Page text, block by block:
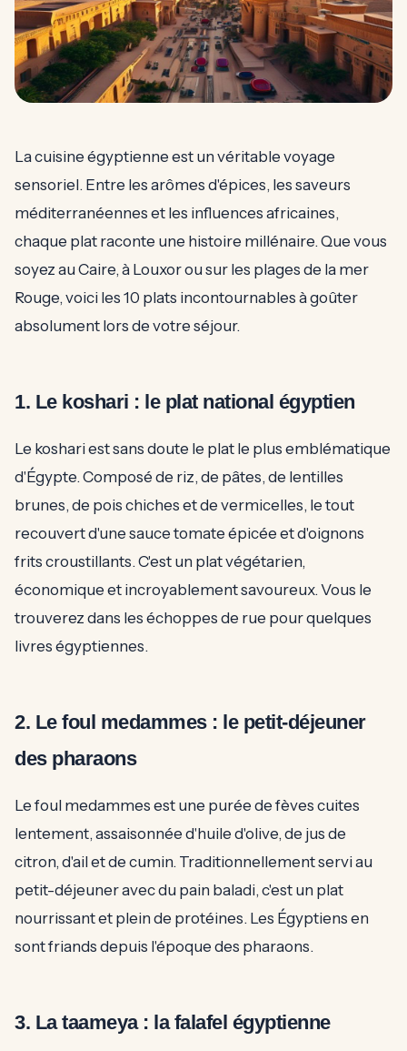
La cuisine égyptienne est un véritable voyage
sensoriel. Entre les arômes d'épices, les saveurs
méditerranéennes et les influences africaines,
chaque plat raconte une histoire millénaire. Que vous
soyez au Caire, à Louxor ou sur les plages de la mer
Rouge, voici les 10 plats incontournables à goûter
absolument lors de votre séjour.
1. Le koshari : le plat national égyptien
Le koshari est sans doute le plat le plus emblématique
d'Égypte. Composé de riz, de pâtes, de lentilles
brunes, de pois chiches et de vermicelles, le tout
recouvert d'une sauce tomate épicée et d'oignons
frits croustillants. C'est un plat végétarien,
économique et incroyablement savoureux. Vous le
trouverez dans les échoppes de rue pour quelques
livres égyptiennes.
2. Le foul medammes : le petit-déjeuner
des pharaons
Le foul medammes est une purée de fèves cuites
lentement, assaisonnée d'huile d'olive, de jus de
citron, d'ail et de cumin. Traditionnellement servi au
petit-déjeuner avec du pain baladi, c'est un plat
nourrissant et plein de protéines. Les Égyptiens en
sont friands depuis l'époque des pharaons.
3. La taameya : la falafel égyptienne